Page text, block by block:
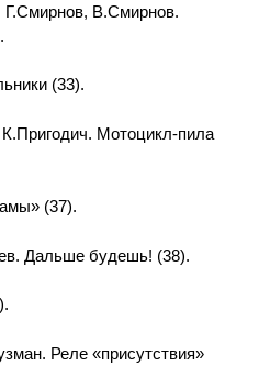
В.Смирнов.
(33).
Мотоцикл-пила
(37).
Дальше будешь! (38).
Реле «присутствия»